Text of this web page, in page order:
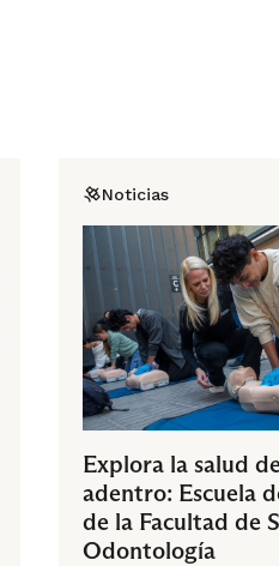
Noticias
Explora la salud
adentro: Escuela
de la Facultad de
Odontología